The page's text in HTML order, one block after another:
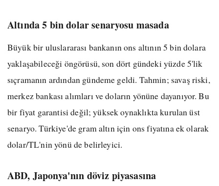
Altında 5 bin dolar senaryosu masada
Büyük bir uluslararası bankanın ons altının 5 bin dolara
yaklaşabileceği öngörüsü, son dört gündeki yüzde 5'lik
sıçramanın ardından gündeme geldi. Tahmin; savaş riski,
merkez bankası alımları ve doların yönüne dayanıyor. Bu
bir fiyat garantisi değil; yüksek oynaklıkta kurulan üst
senaryo. Türkiye'de gram altın için ons fiyatına ek olarak
dolar/TL'nin yönü de belirleyici.
ABD, Japonya'nın döviz piyasasına